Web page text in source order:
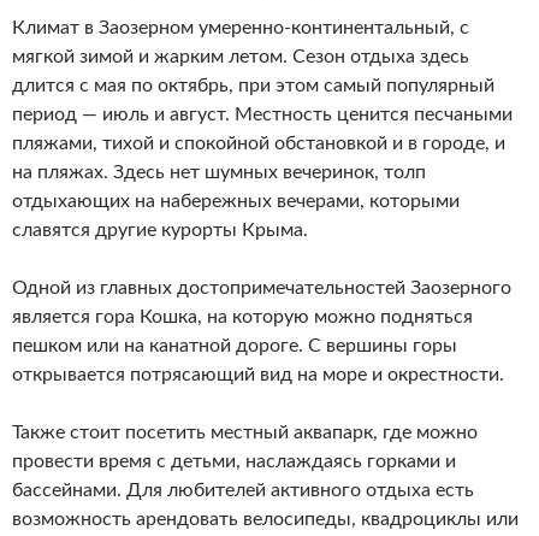
Климат в Заозерном умеренно-континентальный, с
мягкой зимой и жарким летом. Сезон отдыха здесь
длится с мая по октябрь, при этом самый популярный
период — июль и август. Местность ценится песчаными
пляжами, тихой и спокойной обстановкой и в городе, и
на пляжах. Здесь нет шумных вечеринок, толп
отдыхающих на набережных вечерами, которыми
славятся другие курорты Крыма.
Одной из главных достопримечательностей Заозерного
является гора Кошка, на которую можно подняться
пешком или на канатной дороге. С вершины горы
открывается потрясающий вид на море и окрестности.
Также стоит посетить местный аквапарк, где можно
провести время с детьми, наслаждаясь горками и
бассейнами. Для любителей активного отдыха есть
возможность арендовать велосипеды, квадроциклы или